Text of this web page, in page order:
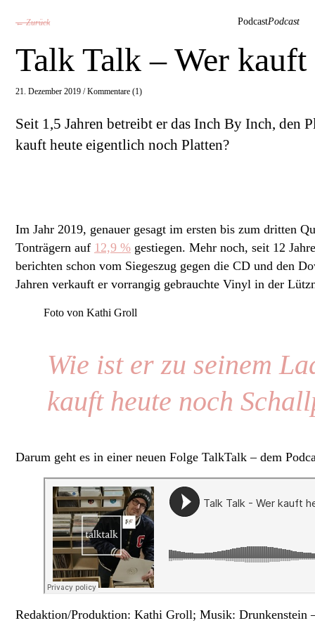
← Zurück PodcastPodcast
Talk Talk – Wer
21. Dezember 2019 /Kommentare (1)
Seit 1,5 Jahren betreibt er das Inch By Inch, den
kauft heute eigentlich noch Platten?
Im Jahr 2019, genauer gesagt im ersten bis zum dritten
Tonträgern auf 12,9 % gestiegen. Mehr noch, seit 12
berichten schon vom Siegeszug gegen die CD und den
Jahren verkauft er vorrangig gebrauchte Vinyl in der
Foto von Kathi Groll
Wie ist er zu seinem
kauft heute noch
Darum geht es in einer neuen Folge TalkTalk – dem
Redaktion/Produktion: Kathi Groll; Musik: Drunkenstein